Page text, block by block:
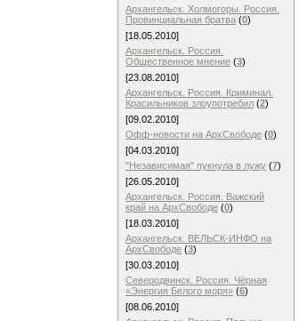
Архангельск. Холмогоры. Россия.
Провинциальная братва (0)
[18.05.2010]
Архангельск. Россия.
Общественное мнение (3)
[23.08.2010]
Архангельск. Россия. Криминал.
Красильников злоупотребил (2)
[09.02.2010]
Офф-новости на АрхСвободе (0)
[04.03.2010]
"Независимая" пукнула в лужу (7)
[26.05.2010]
Архангельск. Россия. Важский
край на АрхСвободе (0)
[18.03.2010]
Архангельск. ВЕЛЬСК-ИНФО на
АрхСвободе (3)
[30.03.2010]
Северодвинск. Россия. Чёрная
«Энергия Белого моря» (6)
[08.06.2010]